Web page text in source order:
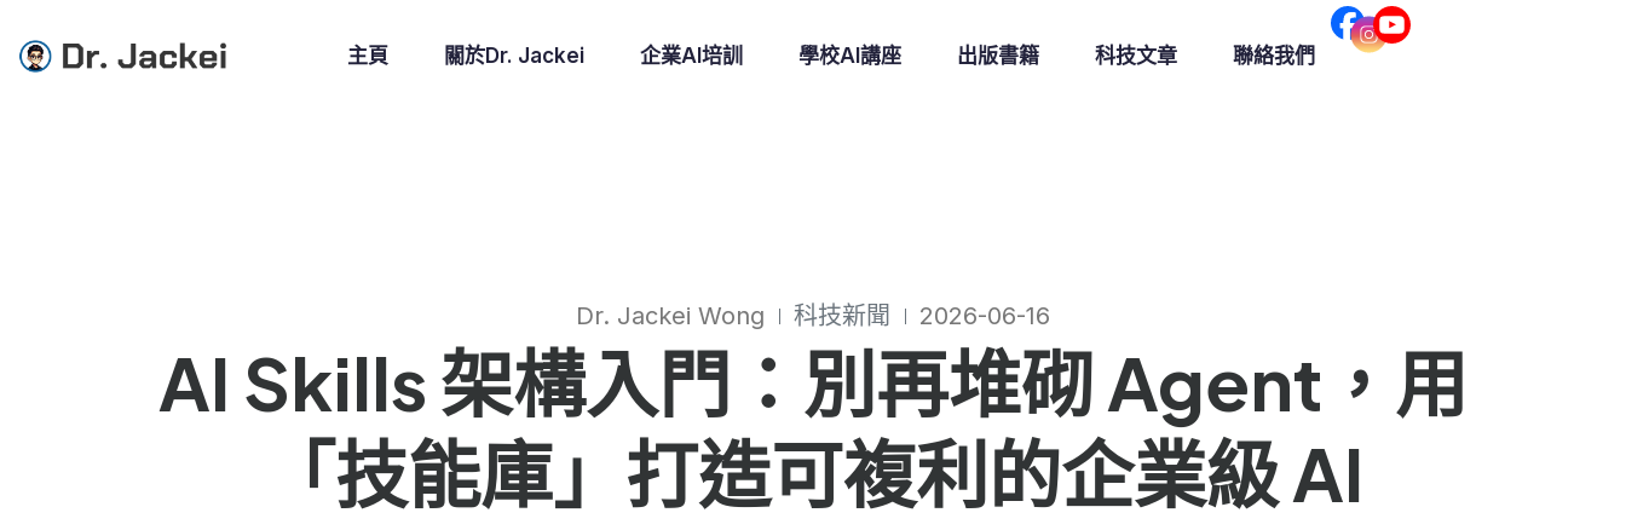
主頁 關於Dr. Jackei 企業AI培訓 學校AI講座 出版書籍 科技文章 聯絡我們
Dr. Jackei Wong 科技新聞 2026-06-16
AI Skills 架構入門：別再堆砌 Agent，用
「技能庫」打造可複利的企業級 AI